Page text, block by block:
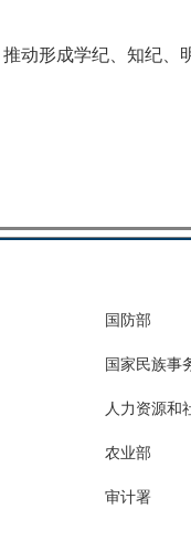
形成学纪、知纪、
国防部
国家民族事
人力资源和
农业部
审计署